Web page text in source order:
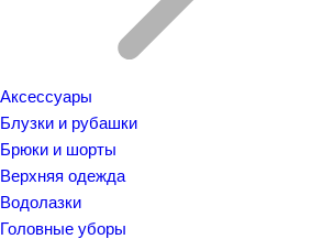
Аксессуары
Блузки и рубашки
Брюки и шорты
Верхняя одежда
Водолазки
Головные уборы